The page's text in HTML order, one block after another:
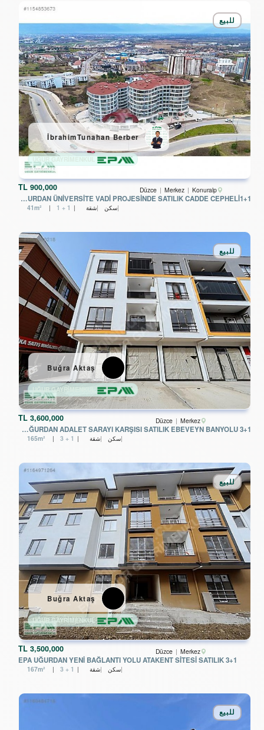
TL900,000 Düzce Merkez Konuralp
EPA UĞURDAN ÜNİVERSİTE VADİ PROJESİNDE SATILIK CADDE CEPHELİ1+1
للبيع
سكن شقة 41m² 1 + 1
İbrahimTunahan Berber
TL3,600,000 Düzce Merkez
EPA UĞURDAN ADALET SARAYI KARŞISI SATILIK EBEVEYN BANYOLU 3+1
للبيع
سكن شقة 165m² 3 + 1
Buğra Aktaş
TL3,500,000 Düzce Merkez
EPA UĞURDAN YENİ BAĞLANTI YOLU ATAKENT SİTESİ SATILIK 3+1
للبيع
سكن شقة 167m² 3 + 1
UĞUR GAYRİMENKUL
Buğra Aktaş
للبيع